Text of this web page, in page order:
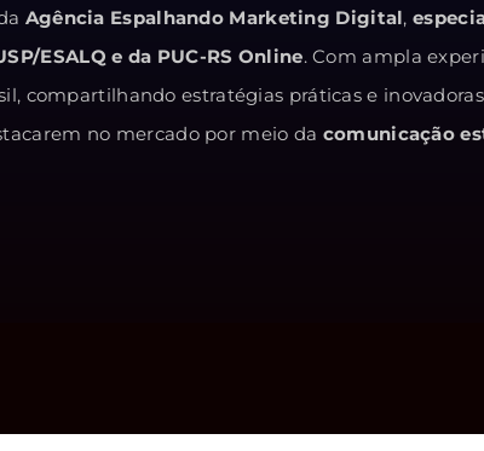
Agência Espalhando Marketing Digital,
ESALQ e da PUC-RS Online. Com ampla
compartilhando estratégias práticas e
no mercado por meio da comunicação